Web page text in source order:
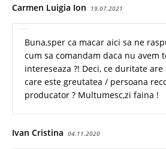
Carmen Luigia Ion 19.07.2021
Buna,sper ca macar aici sa ne
cum sa comandam daca nu avem
intereseaza ?! Deci, ce duritate are
care este greutatea / persoana
producator ? Multumesc,zi faina !
Ivan Cristina 04.11.2020